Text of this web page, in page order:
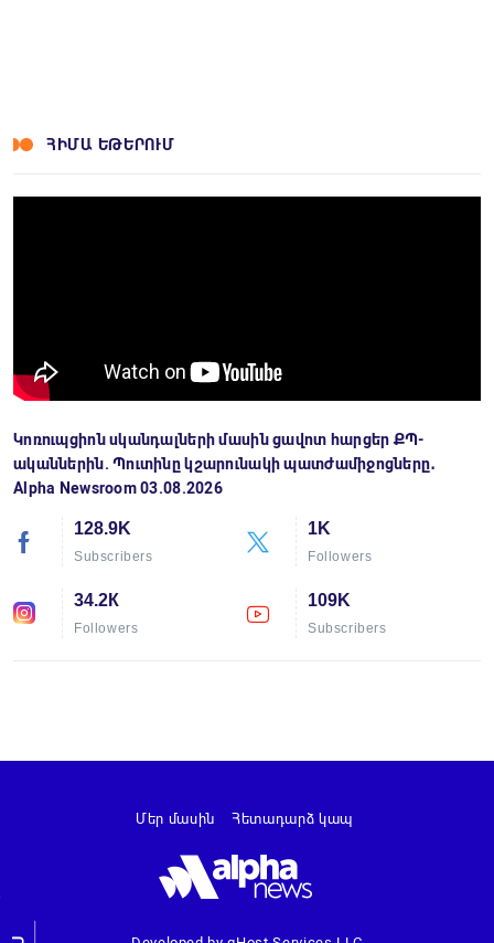
ՀԻՄԱ ԵԹԵՐՈՒՄ
Կոռուպցիոն սկանդալների մասին ցավոտ հարցեր ՔՊ-
ականներին. Պուտինը կշարունակի պատժամիջոցները․
Alpha Newsroom 03.08.2026
128.9K
Subscribers
1K
Followers
34.2К
Followers
109K
Subscribers
Մեր մասին Հետադարձ կապ